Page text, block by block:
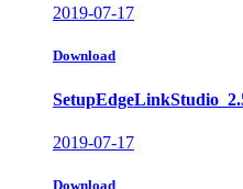
2019-07-17
Download
2019-07-17
Download